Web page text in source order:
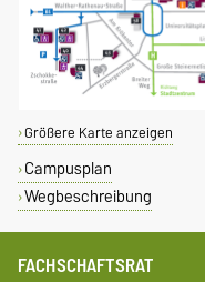
Größere Karte anzeigen
Campusplan
Wegbeschreibung
FACHSCHAFTSRAT